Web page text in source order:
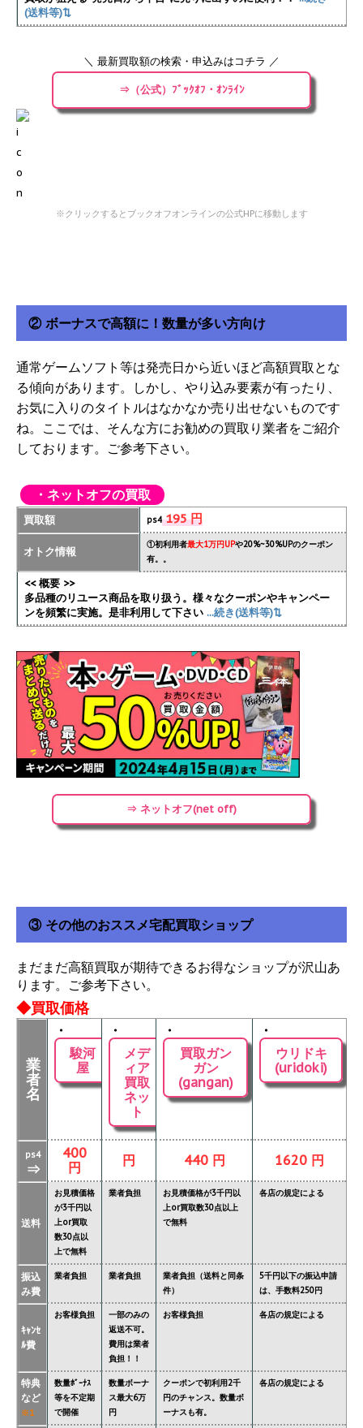
(送料等)⇅
＼ 最新買取額の検索・申込みはコチラ ／
⇒（公式）ﾌﾞｯｸｵﾌ・ｵﾝﾗｲﾝ
※クリックするとブックオフオンラインの公式HPに移動します
② ボーナスで高額に！数量が多い方向け
通常ゲームソフト等は発売日から近いほど高額買取とな
る傾向があります。しかし、やり込み要素が有ったり、
お気に入りのタイトルはなかなか売り出せないものです
ね。ここでは、そんな方にお勧めの買取り業者をご紹介
しております。ご参考下さい。
・ネットオフの買取
買取額 ps4195 円
オトク情報
①初利用者最大1万円UPや20%~30%UPのクーポン
有。。
<< 概要 >>
多品種のリユース商品を取り扱う。様々なクーポンやキャンペー
ンを頻繁に実施。是非利用して下さい ...続き(送料等)⇅
⇒ ネットオフ(net off)
③ その他のおススメ宅配買取ショップ
まだまだ高額買取が期待できるお得なショップが沢山あ
ります。ご参考下さい。
◆買取価格
業
者
名
・
駿河
屋
・
メデ
ィア
買取
ネッ
ト
・
買取ガン
ガン
(gangan)
・
ウリドキ
(uridoki)
ps4
⇒
400
円
円 440 円 1620 円
送料
お見積価格
が3千円以
上or買取
数30点以
上で無料
業者負担
お見積価格が3千円以
上or買取数30点以上
で無料
各店の規定による
振込
み費
業者負担 業者負担
業者負担（送料と同条
件）
5千円以下の振込申請
は、手数料250円
ｷｬﾝｾ
ﾙ費
お客様負担
一部のみの
返送不可。
費用は業者
負担！！
お客様負担 各店の規定による
特典
など
※1
数量ﾎﾞｰﾅｽ
等を不定期
で開催
数量ボーナ
ス最大6万
円
クーポンで初利用2千
円のチャンス。数量ボ
ーナスも有。
各店の規定による